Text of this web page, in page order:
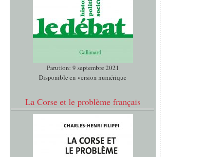
Parution: 9 septembre 2021
Disponible en version numérique
La Corse et le problème français